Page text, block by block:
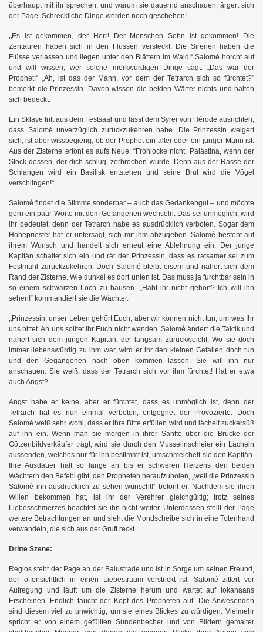
überhaupt mit ihr sprechen, und warum sie dauernd anschauen, ärgert sich
der Page. Schreckliche Dinge werden noch geschehen!
„Es ist gekommen, der Herr! Der Menschen Sohn ist gekommen! Die
Zentauren haben sich in den Flüssen versteckt. Die Sirenen haben die
Flüsse verlassen und liegen unter den Blättern im Wald!“ Salomé horcht auf
und will wissen, wer solche merkwürdigen Dinge sagt. „Das war der
Prophet!“ „Ah, ist das der Mann, vor dem der Tetrarch sich so fürchtet?"
bemerkt die Prinzessin. Davon wissen die beiden Wärter nichts und halten
sich bedeckt.
Ein Sklave tritt aus dem Festsaal und lässt dem Syrer von Hérode ausrichten,
dass Salomé unverzüglich zurückzukehren habe. Die Prinzessin weigert
sich, ist aber wissbegierig, ob der Prophet ein alter oder ein junger Mann ist.
Aus der Zisterne ertönt es aufs Neue: “Frohlocke nicht, Palästina, wenn der
Stock dessen, der dich schlug, zerbrochen wurde. Denn aus der Rasse der
Schlangen wird ein Basilisk entstehen und seine Brut wird die Vögel
verschlingen!“
Salomé findet die Stimme sonderbar – auch das Gedankengut – und möchte
gern ein paar Worte mit dem Gefangenen wechseln. Das sei unmöglich, wird
ihr bedeutet, denn der Tetrarch habe es ausdrücklich verboten. Sogar dem
Hohepriester hat er untersagt, sich mit ihm abzugeben. Salomé besteht auf
ihrem Wunsch und handelt sich erneut eine Ablehnung ein. Der junge
Kapitän schaltet sich ein und rät der Prinzessin, dass es ratsamer sei zum
Festmahl zurückzukehren. Doch Salomé bleibt eisern und nähert sich dem
Rand der Zisterne. Wie dunkel es dort unten ist. Das muss ja furchtbar sein in
so einem schwarzen Loch zu hausen. „Habt ihr nicht gehört? Ich will ihn
sehen!“ kommandiert sie die Wächter.
„Prinzessin, unser Leben gehört Euch, aber wir können nicht tun, um was Ihr
uns bittet. An uns solltet Ihr Euch nicht wenden. Salomé ändert die Taktik und
nähert sich dem jungen Kapitän, der langsam zurückweicht. Wo sie doch
immer liebenswürdig zu ihm war, wird er ihr den kleinen Gefallen doch tun
und den Gegangenen nach oben kommen lassen. Sie will ihn nur
anschauen. Sie weiß, dass der Tetrarch sich vor ihm fürchtet! Hat er etwa
auch Angst?
Angst habe er keine, aber er fürchtet, dass es unmöglich ist, denn der
Tetrarch hat es nun einmal verboten, entgegnet der Provozierte. Doch
Salomé weiß sehr wohl, dass er ihre Bitte erfüllen wird und lächelt zuckersüß
auf ihn ein. Wenn man sie morgen in ihrer Sänfte über die Brücke der
Götzenbildverkäufer trägt, wird sie durch den Musselinschleier ein Lächeln
aussenden, welches nur für ihn bestimmt ist, umschmeichelt sie den Kapitän.
Ihre Ausdauer hält so lange an bis er schweren Herzens den beiden
Wächtern den Befehl gibt, den Propheten heraufzuholen, „weil die Prinzessin
Salomé ihn ausdrücklich zu sehen wünscht!“ betont er. Nachdem sie ihren
Willen bekommen hat, ist ihr der Verehrer gleichgültig; trotz seines
Liebesschmerzes beachtet sie ihn nicht weiter. Unterdessen stellt der Page
weitere Betrachtungen an und sieht die Mondscheibe sich in eine Totenhand
verwandeln, die sich aus der Gruft reckt.
Dritte Szene:
Reglos steht der Page an der Balustrade und ist in Sorge um seinen Freund,
der offensichtlich in einen Liebestraum verstrickt ist. Salomé zittert vor
Aufregung und läuft um die Zisterne herum und wartet auf Iokanaans
Erscheinen. Endlich taucht der Kopf des Propheten auf. Die Anwesenden
sind diesem viel zu unwichtig, um sie eines Blickes zu würdigen. Vielmehr
spricht er von einem gefüllten Sündenbecher und von Bildern gemalter